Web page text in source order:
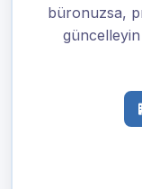
büronuzsa,